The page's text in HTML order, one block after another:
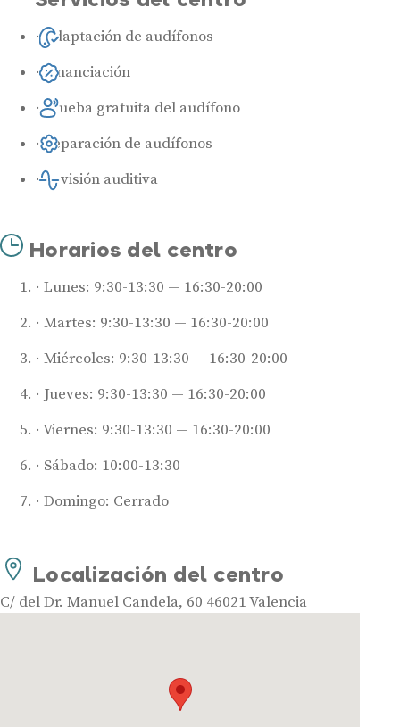
Adaptación de audífonos
Financiación
Prueba gratuita del audífono
Reparación de audífonos
Revisión auditiva
Horarios del centro
Lunes: 9:30-13:30 — 16:30-20:00
Martes: 9:30-13:30 — 16:30-20:00
Miércoles: 9:30-13:30 — 16:30-20:00
Jueves: 9:30-13:30 — 16:30-20:00
Viernes: 9:30-13:30 — 16:30-20:00
Sábado: 10:00-13:30
Domingo: Cerrado
Localización del centro
C/ del Dr. Manuel Candela, 60 46021 Valencia
Audífonos
Audífonos baratos
Audífonos invisibles
Audífonos recargables